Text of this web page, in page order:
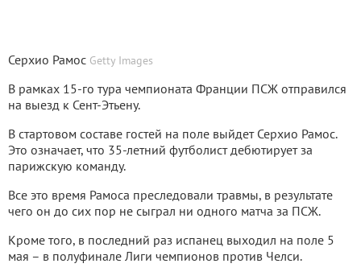
Серхио Рамос Getty Images
В рамках 15-го тура чемпионата Франции ПСЖ отправился
на выезд к Сент-Этьену.
В стартовом составе гостей на поле выйдет Серхио Рамос.
Это означает, что 35-летний футболист дебютирует за
парижскую команду.
Все это время Рамоса преследовали травмы, в результате
чего он до сих пор не сыграл ни одного матча за ПСЖ.
Кроме того, в последний раз испанец выходил на поле 5
мая – в полуфинале Лиги чемпионов против Челси.